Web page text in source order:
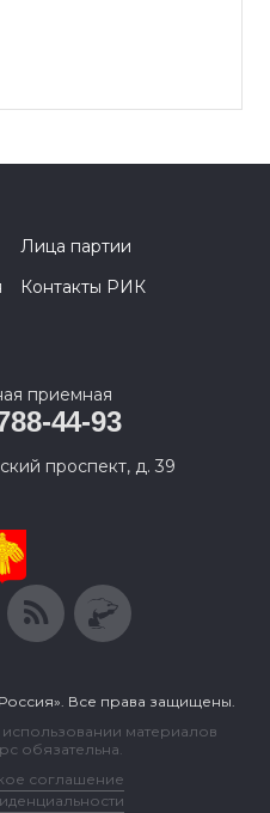
Лица партии
Контакты РИК
приемная
44-93
проспект, д. 39
Все права защищены.
материалов
обязательна.
соглашение